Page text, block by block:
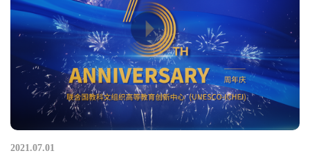
2021.07.01